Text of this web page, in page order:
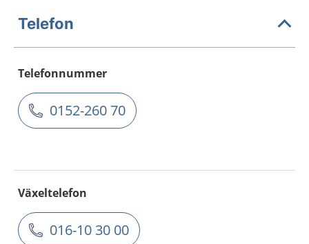
Telefon
Telefonnummer
0152-260 70
Växeltelefon
016-10 30 00